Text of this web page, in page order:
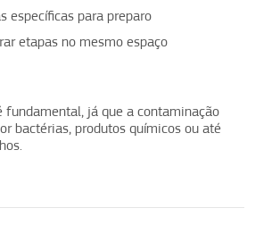
específicas para preparo
etapas no mesmo espaço
fundamental, já que a contaminação
bactérias, produtos químicos ou até